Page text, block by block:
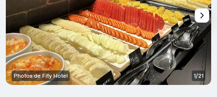
Photos de Fity Hotel 1/21